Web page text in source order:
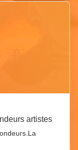
artistes